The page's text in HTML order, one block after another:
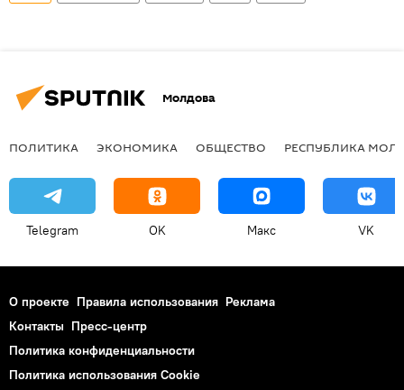
Молдова
ПОЛИТИКА ЭКОНОМИКА ОБЩЕСТВО РЕСПУБЛИКА
Telegram OK Макс VK
О проекте Правила использования Реклама
Контакты Пресс-центр
Политика конфиденциальности
Политика использования Cookie